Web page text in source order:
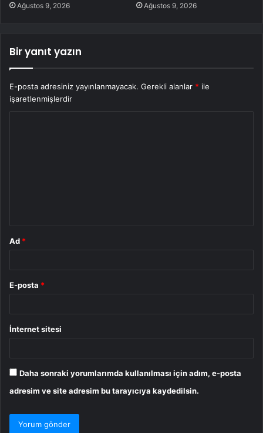
Ağustos 9, 2026 Ağustos 9, 2026
Bir yanıt yazın
E-posta adresiniz yayınlanmayacak. Gerekli alanlar * ile
işaretlenmişlerdir
Ad *
E-posta *
İnternet sitesi
Daha sonraki yorumlarımda kullanılması için adım, e-posta
adresim ve site adresim bu tarayıcıya kaydedilsin.